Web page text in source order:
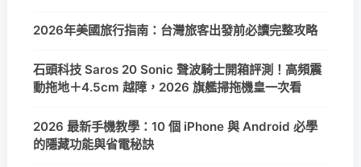
2026年美國旅行指南：台灣旅客出發前必讀完整攻略
石頭科技 Saros 20 Sonic 聲波騎士開箱評測！高頻震
動拖地＋4.5cm 越障，2026 旗艦掃拖機皇一次看
2026 最新手機教學：10 個 iPhone 與 Android 必學
的隱藏功能與省電秘訣